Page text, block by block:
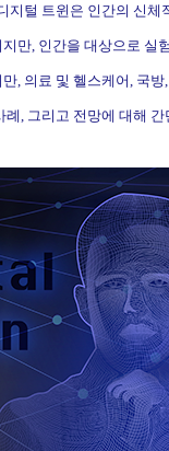
지털 트윈은 인간의 신체
지만, 인간을 대상으로 실
만, 의료 및 헬스케어, 국방,
례, 그리고 전망에 대해